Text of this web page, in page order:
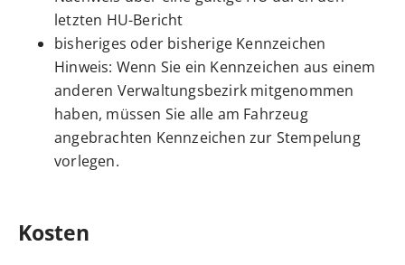
letzten HU-Bericht
bisheriges oder bisherige Kennzeichen
Hinweis: Wenn Sie ein Kennzeichen aus einem
anderen Verwaltungsbezirk mitgenommen
haben, müssen Sie alle am Fahrzeug
angebrachten Kennzeichen zur Stempelung
vorlegen.
Kosten